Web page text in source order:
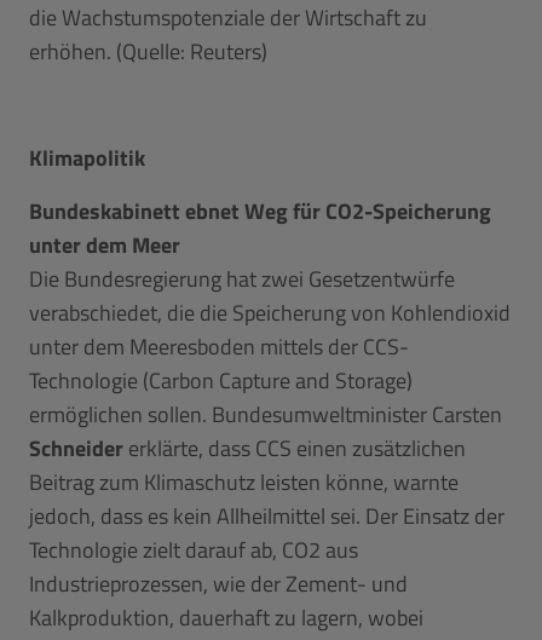
die Wachstumspotenziale der Wirtschaft zu
erhöhen. (Quelle: Reuters)
Klimapolitik
Bundeskabinett ebnet Weg für CO2-Speicherung
unter dem Meer
Die Bundesregierung hat zwei Gesetzentwürfe
verabschiedet, die die Speicherung von Kohlendioxid
unter dem Meeresboden mittels der CCS-
Technologie (Carbon Capture and Storage)
ermöglichen sollen. Bundesumweltminister Carsten
Schneidererklärte, dass CCS einen zusätzlichen
Beitrag zum Klimaschutz leisten könne, warnte
jedoch, dass es kein Allheilmittel sei. Der Einsatz der
Technologie zielt darauf ab, CO2 aus
Industrieprozessen, wie der Zement- und
Kalkproduktion, dauerhaft zu lagern, wobei